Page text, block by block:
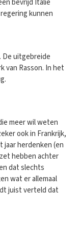
bevrijd Italië
kunnen
uitgebreide
van Rasson. In het
meer wil weten
ook in Frankrijk,
jaar herdenken (en
hebben achter
dat slechts
wat er allemaal
juist verteld dat